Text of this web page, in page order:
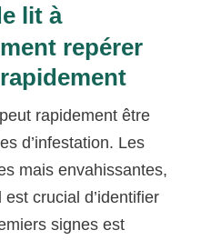
lit à
repérer
rapidement être
d’infestation. Les
mais envahissantes,
est crucial d’identifier
signes est